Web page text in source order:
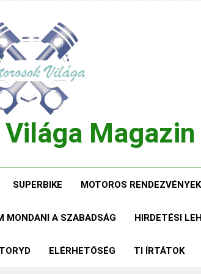
Magazin
SUPERBIKE MOTOROS
MONDANI A SZABADSÁG HIRDETÉSI
ELÉRHETŐSÉG TI ÍRTÁTOK